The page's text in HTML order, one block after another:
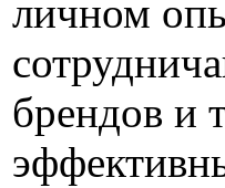
личном
брендов и